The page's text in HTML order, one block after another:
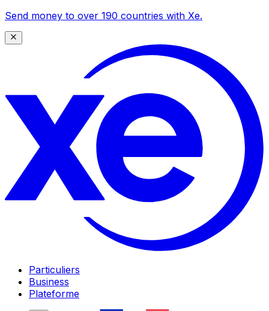
Send money to over 190 countries with Xe.
Particuliers
Business
Plateforme